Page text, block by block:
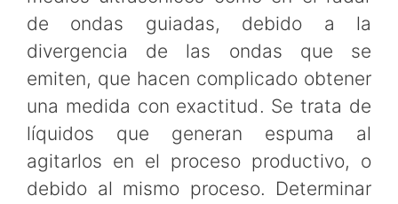
de ondas guiadas, debido a la
divergencia de las ondas que se
emiten, que hacen complicado obtener
una medida con exactitud. Se trata de
líquidos que generan espuma al
agitarlos en el proceso productivo, o
debido al mismo proceso. Determinar